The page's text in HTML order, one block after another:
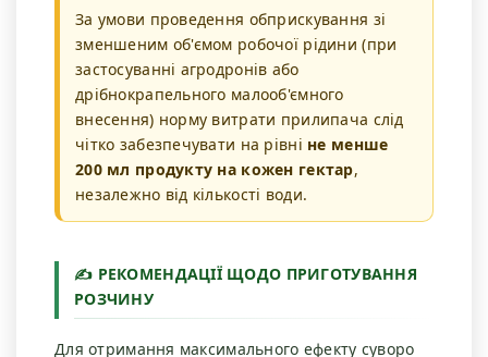
За умови проведення обприскування зі
зменшеним об'ємом робочої рідини (при
застосуванні агродронів або
дрібнокрапельного малооб'ємного
внесення) норму витрати прилипача слід
чітко забезпечувати на рівні не менше
200 мл продукту на кожен гектар,
незалежно від кількості води.
✍ РЕКОМЕНДАЦІЇ ЩОДО ПРИГОТУВАННЯ
РОЗЧИНУ
Для отримання максимального ефекту суворо